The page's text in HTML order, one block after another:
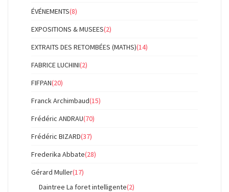
ÉVÉNEMENTS(8)
EXPOSITIONS & MUSEES(2)
EXTRAITS DES RETOMBÉES (MATHS)(14)
FABRICE LUCHINI(2)
FIFPAN(20)
Franck Archimbaud(15)
Frédéric ANDRAU(70)
Frédéric BIZARD(37)
Frederika Abbate(28)
Gérard Muller(17)
Daintree La foret intelligente(2)